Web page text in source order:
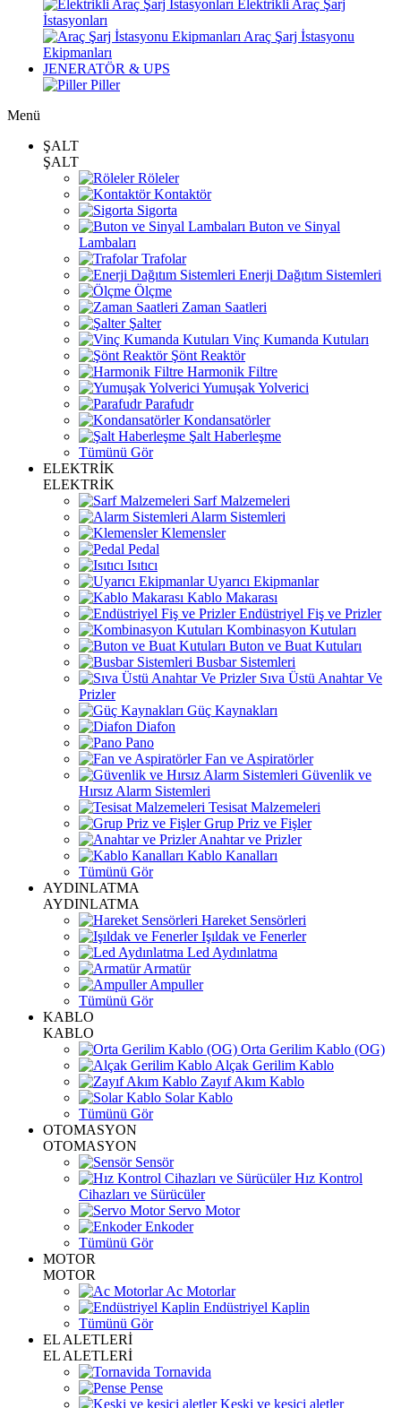
Elektrikli Araç Şarj
İstasyonları
Araç Şarj İstasyonu
Ekipmanları
JENERATÖR & UPS
Piller
Menü
ŞALT
ŞALT
Röleler
Kontaktör
Sigorta
Buton ve Sinyal
Lambaları
Trafolar
Enerji Dağıtım Sistemleri
Ölçme
Zaman Saatleri
Şalter
Vinç Kumanda Kutuları
Şönt Reaktör
Harmonik Filtre
Yumuşak Yolverici
Parafudr
Kondansatörler
Şalt Haberleşme
Tümünü Gör
ELEKTRİK
ELEKTRİK
Sarf Malzemeleri
Alarm Sistemleri
Klemensler
Pedal
Isıtıcı
Uyarıcı Ekipmanlar
Kablo Makarası
Endüstriyel Fiş ve Prizler
Kombinasyon Kutuları
Buton ve Buat Kutuları
Busbar Sistemleri
Sıva Üstü Anahtar Ve
Prizler
Güç Kaynakları
Diafon
Pano
Fan ve Aspiratörler
Güvenlik ve
Hırsız Alarm Sistemleri
Tesisat Malzemeleri
Grup Priz ve Fişler
Anahtar ve Prizler
Kablo Kanalları
Tümünü Gör
AYDINLATMA
AYDINLATMA
Hareket Sensörleri
Işıldak ve Fenerler
Led Aydınlatma
Armatür
Ampuller
Tümünü Gör
KABLO
KABLO
Orta Gerilim Kablo (OG)
Alçak Gerilim Kablo
Zayıf Akım Kablo
Solar Kablo
Tümünü Gör
OTOMASYON
OTOMASYON
Sensör
Hız Kontrol
Cihazları ve Sürücüler
Servo Motor
Enkoder
Tümünü Gör
MOTOR
MOTOR
Ac Motorlar
Endüstriyel Kaplin
Tümünü Gör
EL ALETLERİ
EL ALETLERİ
Tornavida
Pense
Keski ve kesici aletler